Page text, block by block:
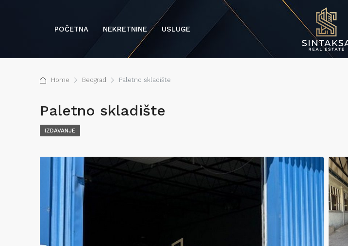
POČETNA NEKRETNINE USLUGE
Home Beograd Paletno skladište
Paletno skladište
IZDAVANJE